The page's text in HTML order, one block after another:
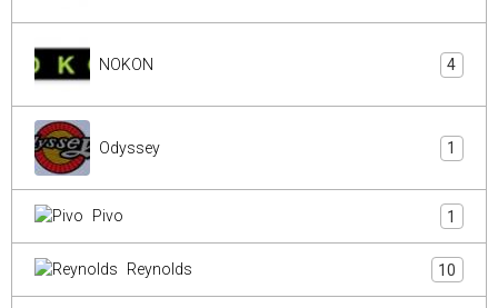
NOKON 4
Odyssey 1
Pivo 1
Reynolds 10